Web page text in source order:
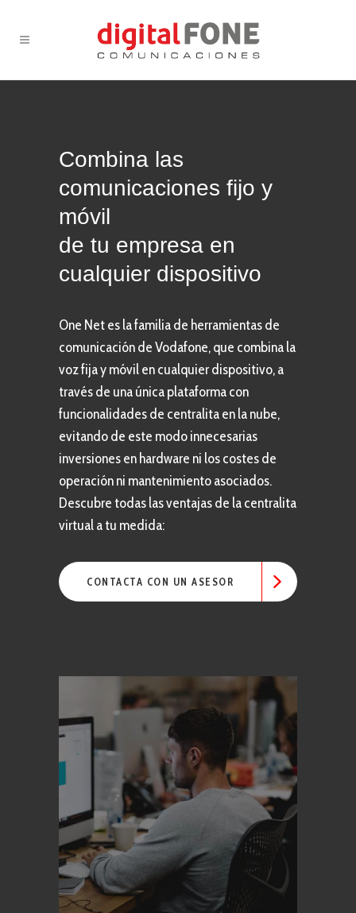
Combina las
comunicaciones fijo y
móvil
de tu empresa en
cualquier dispositivo
One Net es la familia de herramientas de
comunicación de Vodafone, que combina la
voz fija y móvil en cualquier dispositivo, a
través de una única plataforma con
funcionalidades de centralita en la nube,
evitando de este modo innecesarias
inversiones en hardware ni los costes de
operación ni mantenimiento asociados.
Descubre todas las ventajas de la centralita
virtual a tu medida:
CONTACTA CON UN ASESOR